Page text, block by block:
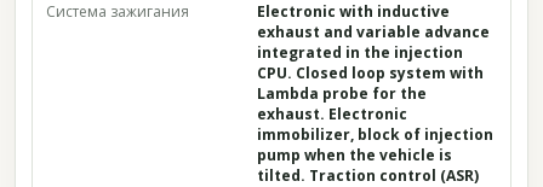
Система зажигания
Electronic with inductive
exhaust and variable advance
integrated in the injection
CPU. Closed loop system with
Lambda probe for the
exhaust. Electronic
immobilizer, block of injection
pump when the vehicle is
tilted. Traction control (ASR)